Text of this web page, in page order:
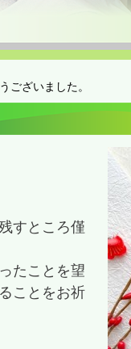
ございました。
すところ僅
たことを望
ことをお祈